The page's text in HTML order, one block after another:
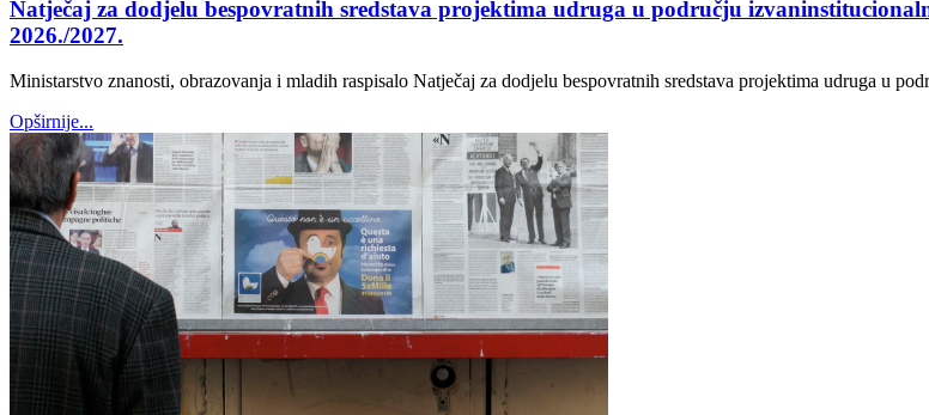
Natječaj za dodjelu bespovratnih sredstava projektima udruga u području
2026./2027.
Ministarstvo znanosti, obrazovanja i mladih raspisalo Natječaj za dodjelu bespovratnih sredstava projektima udruga u
Opširnije...